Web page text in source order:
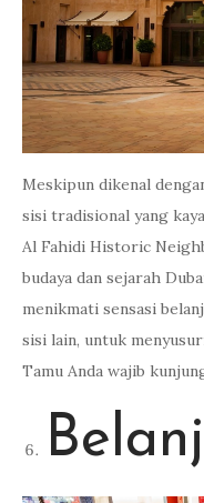
Meskipun dikenal
sisi tradisional yang
Al Fahidi Historic
budaya dan sejarah
menikmati sensasi
sisi lain, untuk
Tamu Anda wajib